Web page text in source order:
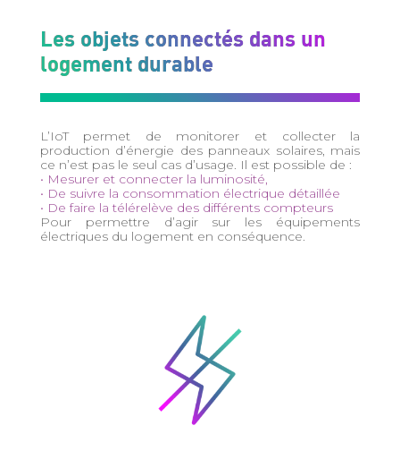
Les objets connectés dans un
logement durable
L’IoT permet de monitorer et collecter la
production d’énergie des panneaux solaires, mais
ce n’est pas le seul cas d’usage. Il est possible de :
• Mesurer et connecter la luminosité,
• De suivre la consommation électrique détaillée
• De faire la télérelève des différents compteurs
Pour permettre d’agir sur les équipements
électriques du logement en conséquence.